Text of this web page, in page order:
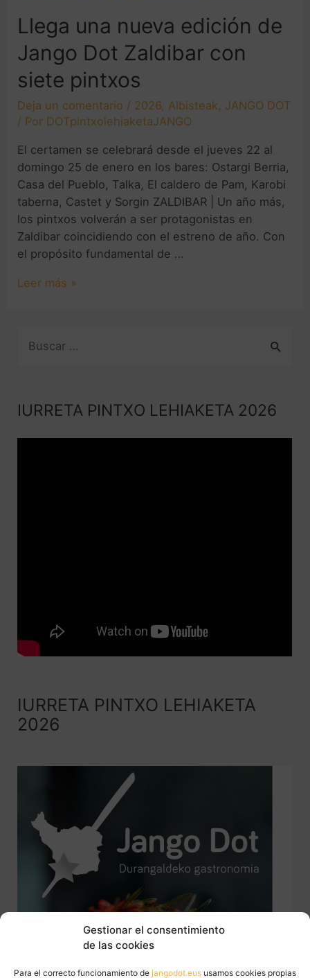
Gestionar el consentimiento
de las cookies
Para el correcto funcionamiento de jangodot.eus usamos cookies propias
Llega una nueva edición de
Jango Dot Zaldibar con
siete pintxos
Deja un comentario / 2026, Albisteak, JANGO DOT
/ Por DOTpintxolehiaketaJANGO
El certamen se celebrará desde el jueves 22 al
domingo 25 de enero en los bares: Ostargi Berria,
Casa del Pueblo, Talka, El caldero de Pam, Karobi
taberna, Castet y Sorgin ZALDIBAR | Un año más,
los pintxos volverán a ser protagonistas en
Zaldibar coincidiendo con el estreno de año. Con
el propósito fundamental de …
Leer más »
IURRETA PINTXO LEHIAKETA 2026
IURRETA PINTXO LEHIAKETA
2026